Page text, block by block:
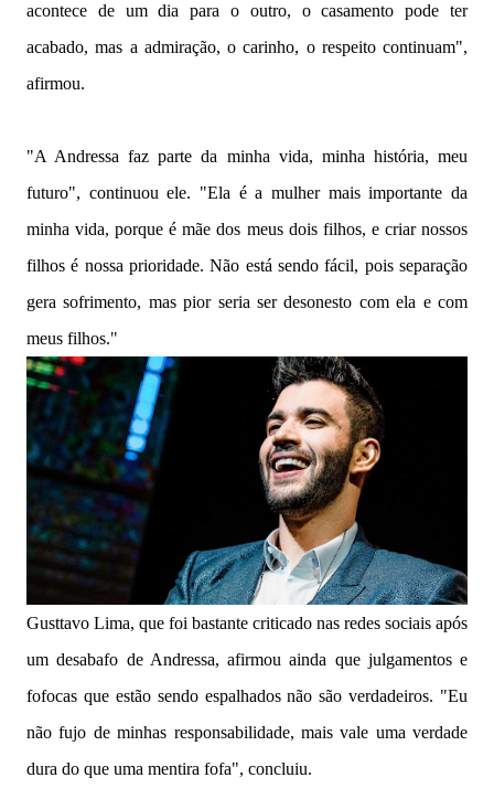
acontece de um dia para o outro, o casamento pode ter
acabado, mas a admiração, o carinho, o respeito continuam",
afirmou.
"A Andressa faz parte da minha vida, minha história, meu
futuro", continuou ele. "Ela é a mulher mais importante da
minha vida, porque é mãe dos meus dois filhos, e criar nossos
filhos é nossa prioridade. Não está sendo fácil, pois separação
gera sofrimento, mas pior seria ser desonesto com ela e com
meus filhos."
Gusttavo Lima, que foi bastante criticado nas redes sociais após
um desabafo de Andressa, afirmou ainda que julgamentos e
fofocas que estão sendo espalhados não são verdadeiros. "Eu
não fujo de minhas responsabilidade, mais vale uma verdade
dura do que uma mentira fofa", concluiu.